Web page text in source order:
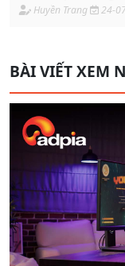
Huyền Trang 24-
BÀI VIẾT XEM